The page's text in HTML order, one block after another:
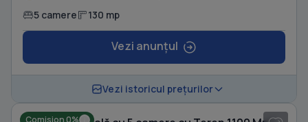
5 camere 130 mp
Vezi anunțul
Vezi istoricul prețurilor
Comision 0%